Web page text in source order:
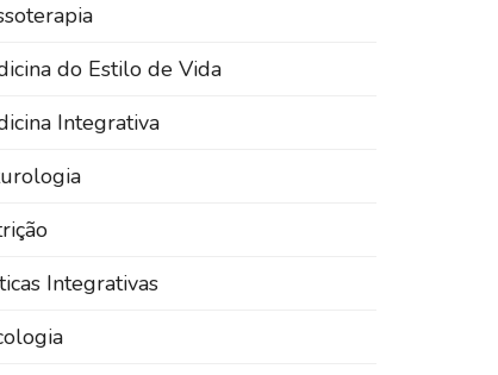
do Estilo de Vida
Integrativa
Integrativas